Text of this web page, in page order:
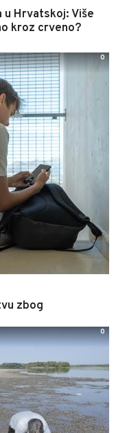
u Hrvatskoj: Više
kroz crveno?
zbog
0
0